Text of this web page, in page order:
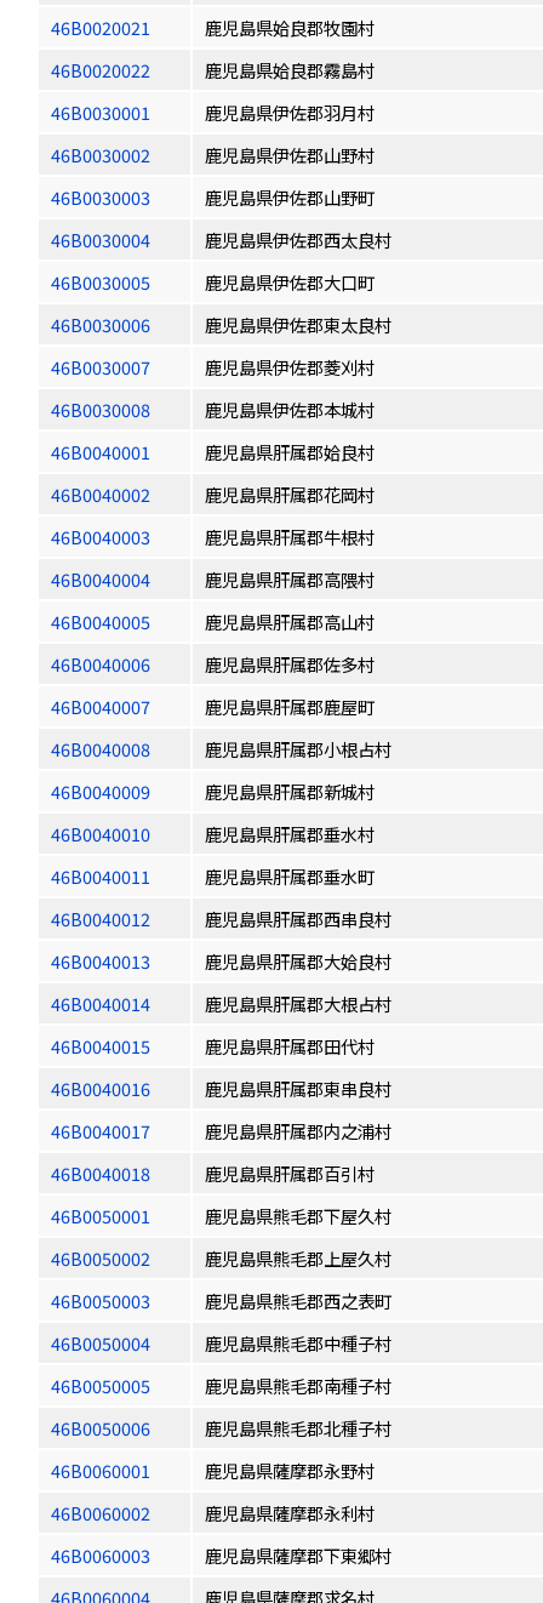
46B0020021
鹿児島県姶良郡牧園村
46B0020022
鹿児島県姶良郡霧島村
46B0030001
鹿児島県伊佐郡羽月村
46B0030002
鹿児島県伊佐郡山野村
46B0030003
鹿児島県伊佐郡山野町
46B0030004
鹿児島県伊佐郡西太良村
46B0030005
鹿児島県伊佐郡大口町
46B0030006
鹿児島県伊佐郡東太良村
46B0030007
鹿児島県伊佐郡菱刈村
46B0030008
鹿児島県伊佐郡本城村
46B0040001
鹿児島県肝属郡姶良村
46B0040002
鹿児島県肝属郡花岡村
46B0040003
鹿児島県肝属郡牛根村
46B0040004
鹿児島県肝属郡高隈村
46B0040005
鹿児島県肝属郡高山村
46B0040006
鹿児島県肝属郡佐多村
46B0040007
鹿児島県肝属郡鹿屋町
46B0040008
鹿児島県肝属郡小根占村
46B0040009
鹿児島県肝属郡新城村
46B0040010
鹿児島県肝属郡垂水村
46B0040011
鹿児島県肝属郡垂水町
46B0040012
鹿児島県肝属郡西串良村
46B0040013
鹿児島県肝属郡大姶良村
46B0040014
鹿児島県肝属郡大根占村
46B0040015
鹿児島県肝属郡田代村
46B0040016
鹿児島県肝属郡東串良村
46B0040017
鹿児島県肝属郡内之浦村
46B0040018
鹿児島県肝属郡百引村
46B0050001
鹿児島県熊毛郡下屋久村
46B0050002
鹿児島県熊毛郡上屋久村
46B0050003
鹿児島県熊毛郡西之表町
46B0050004
鹿児島県熊毛郡中種子村
46B0050005
鹿児島県熊毛郡南種子村
46B0050006
鹿児島県熊毛郡北種子村
46B0060001
鹿児島県薩摩郡永野村
46B0060002
鹿児島県薩摩郡永利村
46B0060003
鹿児島県薩摩郡下東郷村
46B0060004
鹿児島県薩摩郡求名村